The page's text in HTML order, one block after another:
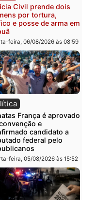
Polícia
Três suspeitos ligados a
facção criminosa são
presos por receptação e
adulteração de veículos
em Porto Velho
quinta-feira, 06/08/2026 às
Polícia
Polícia Civil prende dois
homens por tortura,
tráfico e posse de arma
Itapuã
quinta-feira, 06/08/2026 às